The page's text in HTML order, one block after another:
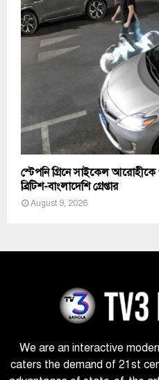
স্টেপনি গ্রিনে সাইকেল আরোহীকে
ব্রিটিশ-বাংলাদেশি গ্রেপ্তার
August 9, 2026
We are an interactive
caters the demand of 21st